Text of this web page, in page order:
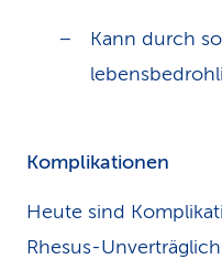
Kann durch
Komplikationen
Heute sind
Rhesus-